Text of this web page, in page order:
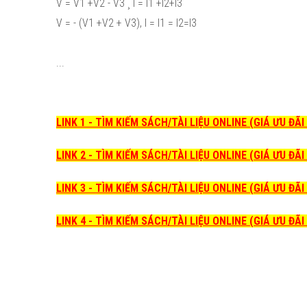
V = V1 +V2 - V3 ¸ I = I1 +I2+I3
V = - (V1 +V2 + V3), I = I1 = I2=I3
...
LINK 1 - TÌM KIẾM SÁCH/TÀI LIỆU ONLINE (GIÁ ƯU
LINK 2 - TÌM KIẾM SÁCH/TÀI LIỆU ONLINE (GIÁ ƯU
LINK 3 - TÌM KIẾM SÁCH/TÀI LIỆU ONLINE (GIÁ ƯU
LINK 4 - TÌM KIẾM SÁCH/TÀI LIỆU ONLINE (GIÁ ƯU